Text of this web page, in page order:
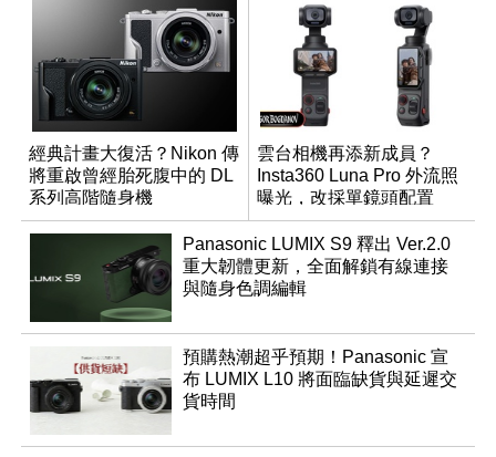
經典計畫大復活？Nikon 傳
將重啟曾經胎死腹中的 DL
系列高階隨身機
雲台相機再添新成員？
Insta360 Luna Pro 外流照
曝光，改採單鏡頭配置
Panasonic LUMIX S9 釋出 Ver.2.0
重大韌體更新，全面解鎖有線連接
與隨身色調編輯
預購熱潮超乎預期！Panasonic 宣
布 LUMIX L10 將面臨缺貨與延遲交
貨時間